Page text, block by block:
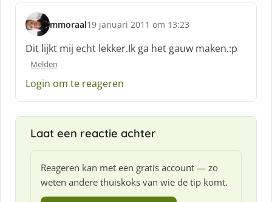
mmoraal
s
c
h
e
:
19 januari 2011 om 13:23
Dit lijkt mij echt lekker.Ik ga het gauw maken.:p
Melden
Login om te reageren
Laat een reactie achter
Reageren kan met een gratis account — zo
weten andere thuiskoks van wie de tip komt.